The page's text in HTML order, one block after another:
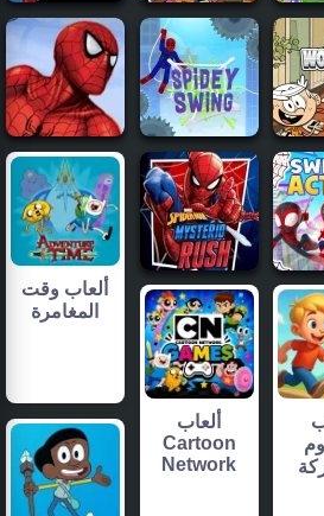
ألعاب وقت
المغامرة
ألعاب
Cartoon
Network